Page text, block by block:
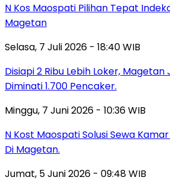
N Kos Maospati Pilihan Tepat
Magetan
Selasa, 7 Juli 2026 - 18:40 WIB
Disiapi 2 Ribu Lebih Loker, Magetan
Diminati 1.700 Pencaker.
Minggu, 7 Juni 2026 - 10:36 WIB
N Kost Maospati Solusi Sewa
Di Magetan.
Jumat, 5 Juni 2026 - 09:48 WIB